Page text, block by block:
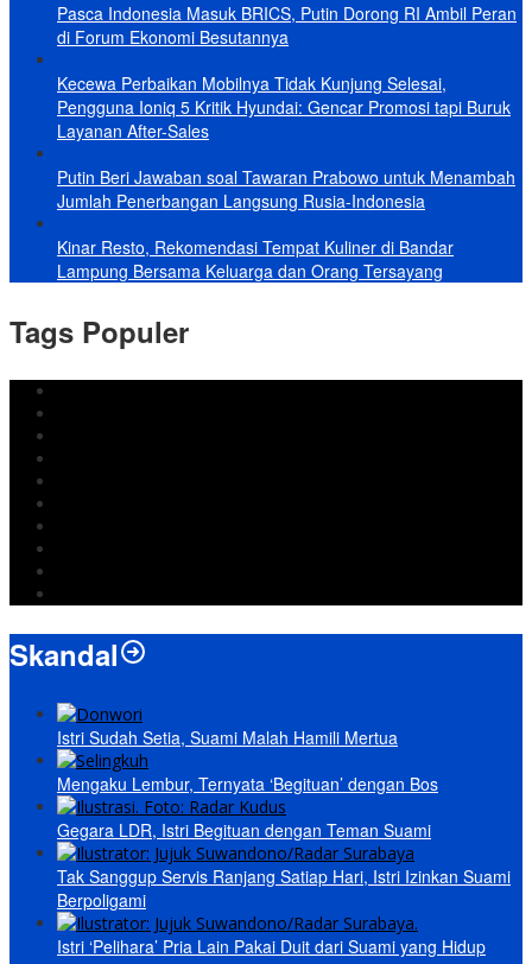
Pasca Indonesia Masuk BRICS, Putin Dorong RI Ambil Peran
di Forum Ekonomi Besutannya
Kecewa Perbaikan Mobilnya Tidak Kunjung Selesai,
Pengguna Ioniq 5 Kritik Hyundai: Gencar Promosi tapi Buruk
Layanan After-Sales
Putin Beri Jawaban soal Tawaran Prabowo untuk Menambah
Jumlah Penerbangan Langsung Rusia-Indonesia
Kinar Resto, Rekomendasi Tempat Kuliner di Bandar
Lampung Bersama Keluarga dan Orang Tersayang
Tags Populer
Skandal
Istri Sudah Setia, Suami Malah Hamili Mertua
Mengaku Lembur, Ternyata ‘Begituan’ dengan Bos
Gegara LDR, Istri Begituan dengan Teman Suami
Tak Sanggup Servis Ranjang Satiap Hari, Istri Izinkan Suami
Berpoligami
Istri ‘Pelihara’ Pria Lain Pakai Duit dari Suami yang Hidup